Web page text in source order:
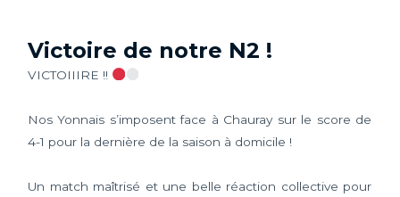
Victoire de notre N2 !
VICTOIIIRE !!
Nos Yonnais s’imposent face à Chauray sur le score de
4-1 pour la dernière de la saison à domicile !
Un match maîtrisé et une belle réaction collective pour